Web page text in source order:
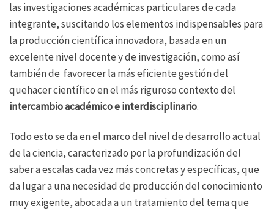
las investigaciones académicas particulares de cada
integrante, suscitando los elementos indispensables para
la producción científica innovadora, basada en un
excelente nivel docente y de investigación, como así
también de favorecer la más eficiente gestión del
quehacer científico en el más riguroso contexto del
intercambio académico e interdisciplinario.
Todo esto se da en el marco del nivel de desarrollo actual
de la ciencia, caracterizado por la profundización del
saber a escalas cada vez más concretas y específicas, que
da lugar a una necesidad de producción del conocimiento
muy exigente, abocada a un tratamiento del tema que